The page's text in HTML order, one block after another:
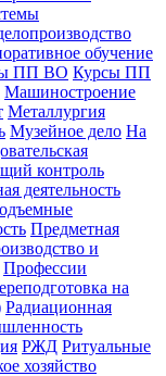
обучение
ПП ВО Курсы ПП
Машиностроение
Металлургия
Музейное дело На
контроль
деятельность
Предметная
и
Профессии
на
Радиационная
РЖД Ритуальные
хозяйство